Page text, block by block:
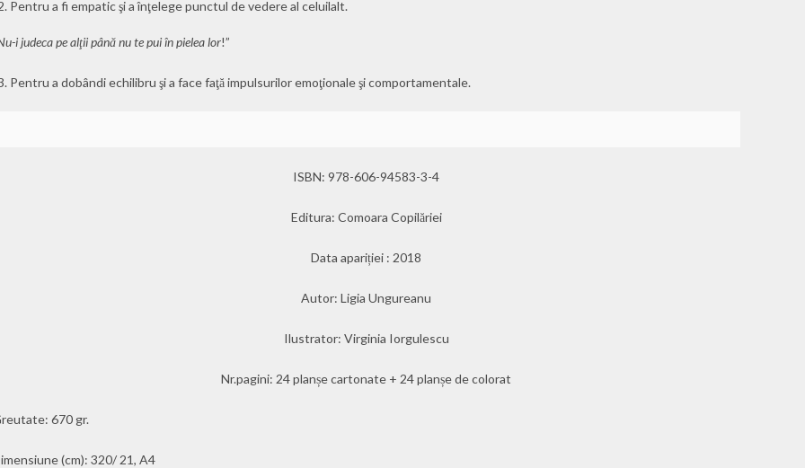
Pentru a fi empatic şi a înţelege punctul de vedere al celuilalt.
i judeca pe alţii până nu te pui în pielea lor!”
Pentru a dobândi echilibru şi a face faţă impulsurilor emoţionale şi comportamentale.
ISBN: 978-606-94583-3-4
Editura: Comoara Copilăriei
Data apariției : 2018
Autor: Ligia Ungureanu
Ilustrator: Virginia Iorgulescu
Nr.pagini: 24 planșe cartonate + 24 planșe de colorat
670 gr.
(cm): 320/ 21, A4